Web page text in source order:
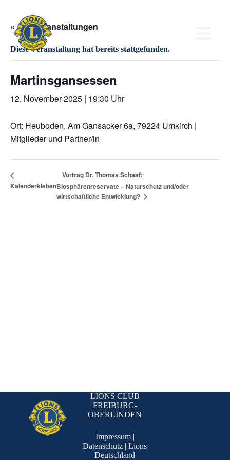
m
n
l
t
p
n
g
n
« Alle Veranstaltungen
Diese Veranstaltung hat bereits stattgefunden.
Martinsgansessen
12. November 2025 | 19:30 Uhr
Ort: Heuboden, Am Gansacker 6a, 79224 Umkirch |
Mitglieder und Partner/in
Kalenderkleben
Vortrag Dr. Thomas Schaaf:
Biosphärenreservate – Naturschutz und/oder
wirtschaftliche Entwicklung?
LIONS CLUB
FREIBURG-
OBERLINDEN
Impressum|
Datenschutz |Lions
Deutschland